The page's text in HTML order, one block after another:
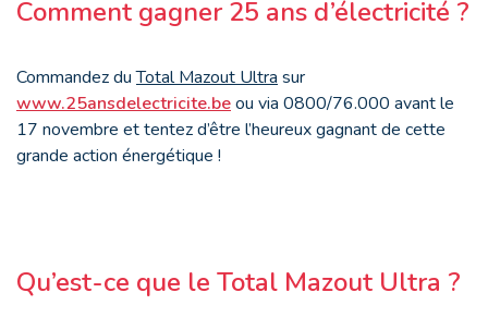
Comment gagner 25 ans d’électricité ?
Commandez duTotal Mazout Ultra sur
www.25ansdelectricite.beou via 0800/76.000 avant le
17 novembre et tentez d’être l’heureux gagnant de cette
grande action énergétique !
Qu’est-ce que le Total Mazout Ultra ?